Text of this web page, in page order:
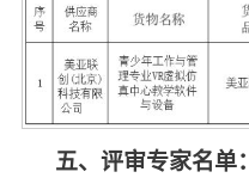
五、评审专家名单：